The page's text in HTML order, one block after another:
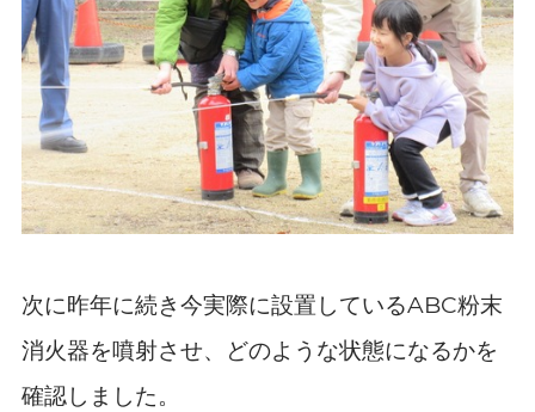
次に昨年に続き今実際に設置しているABC粉末
消火器を噴射させ、どのような状態になるかを
確認しました。